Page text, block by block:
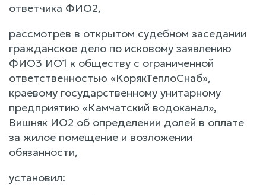
ответчика ФИО2,
рассмотрев в открытом судебном заседании
гражданское дело по исковому заявлению
ФИО3 ИО1 к обществу с ограниченной
ответственностью «КорякТеплоСнаб»,
краевому государственному унитарному
предприятию «Камчатский водоканал»,
Вишняк ИО2 об определении долей в оплате
за жилое помещение и возложении
обязанности,
установил: